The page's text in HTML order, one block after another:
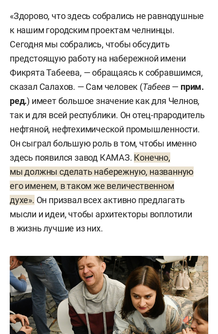
«Здорово, что здесь собрались не равнодушные
к нашим городским проектам челнинцы.
Сегодня мы собрались, чтобы обсудить
предстоящую работу на набережной имени
Фикрята Табеева, — обращаясь к собравшимся,
сказал Салахов. — Сам человек (Табеев — прим.
ред.) имеет большое значение как для Челнов,
так и для всей республики. Он отец-прародитель
нефтяной, нефтехимической промышленности.
Он сыграл большую роль в том, чтобы именно
здесь появился завод КАМАЗ. Конечно,
мы должны сделать набережную, названную
его именем, в таком же величественном
духе». Он призвал всех активно предлагать
мысли и идеи, чтобы архитекторы воплотили
в жизнь лучшие из них.